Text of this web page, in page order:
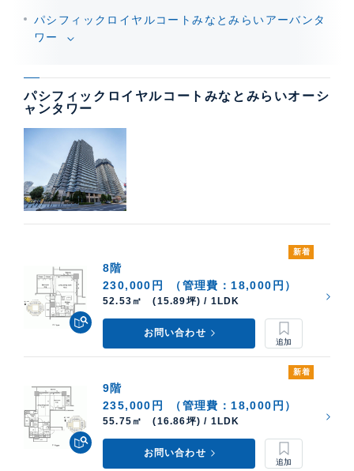
システム。24時間換気の浴室換気乾燥機など、都会生活
パシフィックロイヤルコートみなとみらいアーバンタ
ワー
パシフィックロイヤルコートみなとみらいオーシ
ャンタワー
新着
8階
230,000円
（管理費：18,000円）
52.53㎡ (15.89坪) / 1LDK
お問い合わせ
新着
9階
235,000円
（管理費：18,000円）
55.75㎡ (16.86坪) / 1LDK
お問い合わせ